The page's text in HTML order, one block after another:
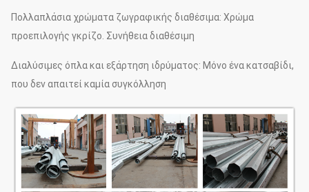
Πολλαπλάσια χρώματα ζωγραφικής διαθέσιμα: Χρώμα
προεπιλογής γκρίζο. Συνήθεια διαθέσιμη
Διαλύσιμες όπλα και εξάρτηση ιδρύματος: Μόνο ένα κατσαβίδι,
που δεν απαιτεί καμία συγκόλληση